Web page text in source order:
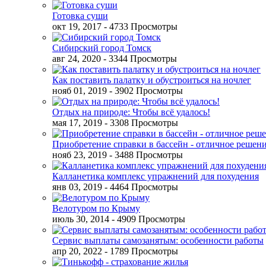
Готовка суши
окт 19, 2017 - 4733 Просмотры
Сибирский город Томск
авг 24, 2020 - 3344 Просмотры
Как поставить палатку и обустроиться на ночлег
нояб 01, 2019 - 3902 Просмотры
Отдых на природе: Чтобы всё удалось!
мая 17, 2019 - 3308 Просмотры
Приобретение справки в бассейн - отличное
нояб 23, 2019 - 3488 Просмотры
Калланетика комплекс упражнений для похудения
янв 03, 2019 - 4464 Просмотры
Велотуром по Крыму
июль 30, 2014 - 4909 Просмотры
Сервис выплаты самозанятым: особенности работы
апр 20, 2022 - 1789 Просмотры